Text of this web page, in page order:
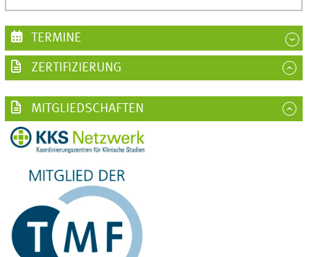
TERMINE
ZERTIFIZIERUNG
MITGLIEDSCHAFTEN